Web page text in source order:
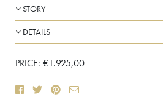
STORY
DETAILS
PRICE: €1.925,00